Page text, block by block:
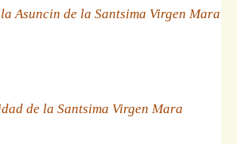
Asuncin de la Santsima Virgen Mara
de la Santsima Virgen Mara